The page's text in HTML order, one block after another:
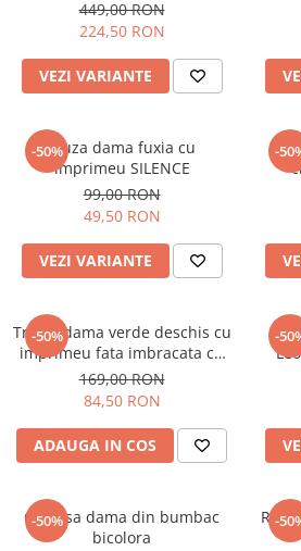
449,00 RON
224,50 RON
VEZI VARIANTE
-50%Bluza dama fuxia cu
imprimeu SILENCE
99,00 RON
49,50 RON
VEZI VARIANTE
-
-50%
Tricou dama verde deschis cu
imprimeu fata imbracata cu
alb si inghetata in mana
169,00 RON
84,50 RON
ADAUGA IN COS
-
-50%
Camasa dama din bumbac
bicolora
-